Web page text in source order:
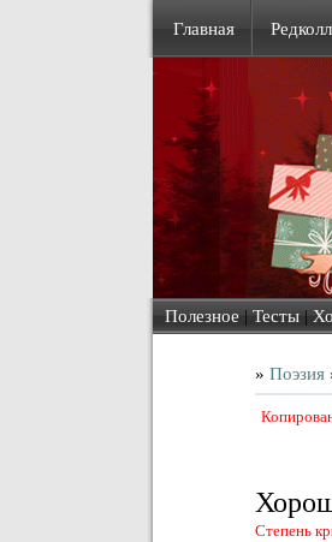
Главная
Полезное | Тесты |
» Поэзия
Степень